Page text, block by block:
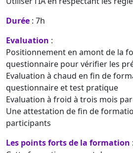
Durée : 7h
Evaluation :
Positionnement en amont de la
questionnaire pour vérifier les
Evaluation à chaud en fin de
questionnaire et test pratique
Evaluation à froid à trois mois
Une attestation de fin de
participants
Les points forts de la formation :